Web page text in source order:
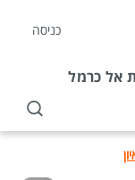
כניסה
אל כרמל